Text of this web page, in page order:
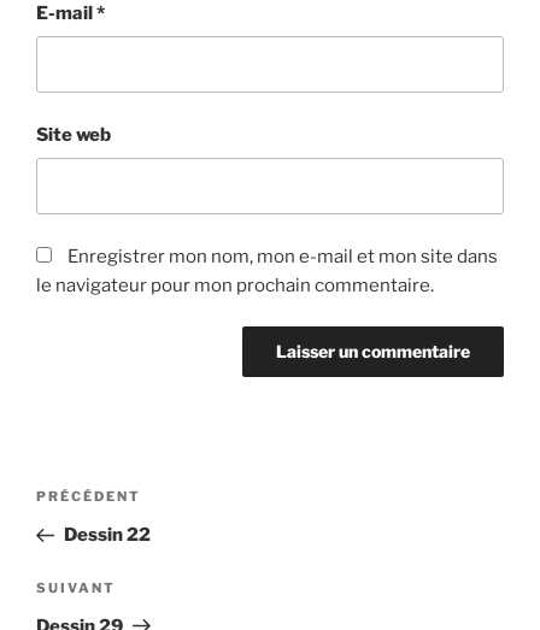
E-mail*
Site web
Enregistrer mon nom, mon e-mail et mon site dans
le navigateur pour mon prochain commentaire.
Navigation
l’article
Article
précédent
PRÉCÉDENT
Dessin 22
Article
suivant
SUIVANT